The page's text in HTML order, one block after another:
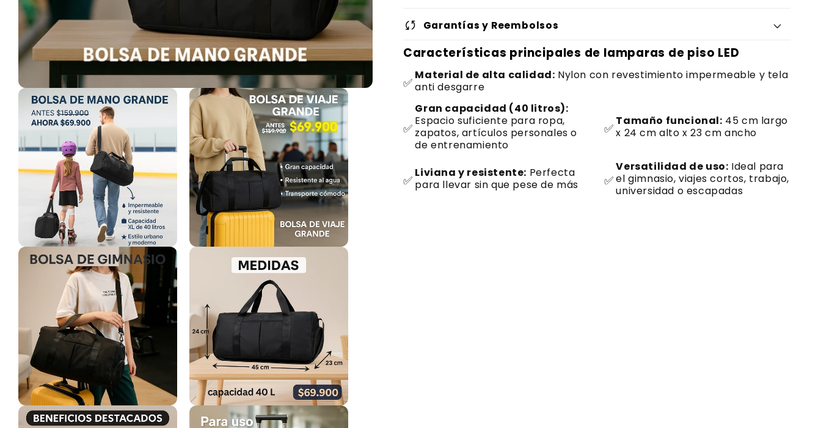
sync Garantías y Reembolsos
Características principales de lamparas de piso LED
✅ Material de alta calidad: Nylon con revestimiento impermeable y tela
anti desgarre
✅
Gran capacidad (40 litros):
Espacio suficiente para ropa,
zapatos, artículos personales o
de entrenamiento
✅ Tamaño funcional: 45 cm largo
x 24 cm alto x 23 cm ancho
✅ Liviana y resistente: Perfecta
para llevar sin que pese de más
✅
Versatilidad de uso: Ideal para
el gimnasio, viajes cortos, trabajo,
universidad o escapadas